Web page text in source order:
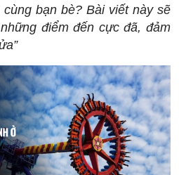
bạn bè? Bài viết này sẽ
điểm đến cực đã, đảm